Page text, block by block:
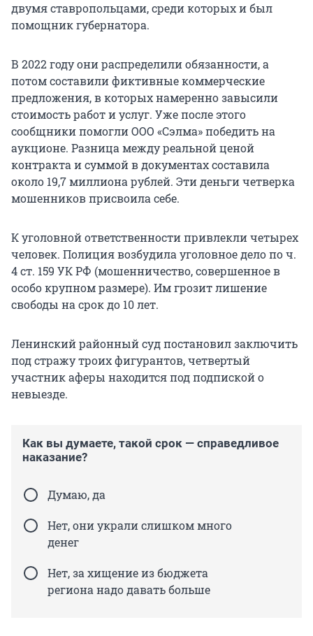
двумя ставропольцами, среди которых и был
помощник губернатора.
В 2022 году они распределили обязанности, а
потом составили фиктивные коммерческие
предложения, в которых намеренно завысили
стоимость работ и услуг. Уже после этого
сообщники помогли ООО «Сэлма» победить на
аукционе. Разница между реальной ценой
контракта и суммой в документах составила
около 19,7 миллиона рублей. Эти деньги четверка
мошенников присвоила себе.
К уголовной ответственности привлекли четырех
человек. Полиция возбудила уголовное дело по ч.
4 ст. 159 УК РФ (мошенничество, совершенное в
особо крупном размере). Им грозит лишение
свободы на срок до 10 лет.
Ленинский районный суд постановил заключить
под стражу троих фигурантов, четвертый
участник аферы находится под подпиской о
невыезде.
Как вы думаете, такой срок — справедливое
наказание?
Думаю, да
Нет, они украли слишком много
денег
Нет, за хищение из бюджета
региона надо давать больше